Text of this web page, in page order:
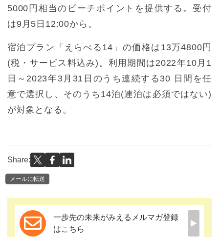
5000円相当のピーチポイントを提供する。受付
は9月5日12:00から。
宿泊プラン「えらべる14」の価格は13万4800円
(税・サービス料込み)。利用期間は2022年10月1
日～2023年3月31日のうち連続する30 日間を任
意で選択し、そのうち14泊(連泊は必須ではない)
が対象となる。
Share:
メールに転送
一歩先の未来がみえるメルマガ登録
はこちら